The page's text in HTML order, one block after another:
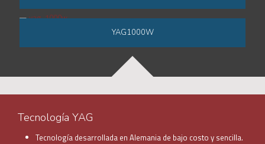
YAG1000W
Tecnología YAG
Tecnología desarrollada en Alemania de bajo costo y sencilla.